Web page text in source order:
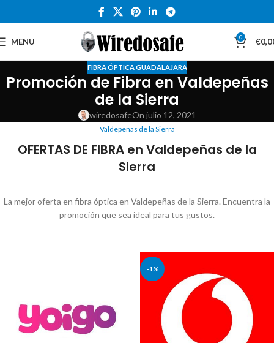
MENU 0 €
FIBRA ÓPTICA GUADALAJARA
Promoción de Fibra en Valdepeñas
de la Sierra
wiredosafeOn julio 12, 2021
Valdepeñas de la Sierra
OFERTAS DE FIBRA en Valdepeñas de la
Sierra
La mejor oferta en fibra óptica en Valdepeñas de la Sierra. Encuentra la
promoción que sea ideal para tus gustos.
-1%